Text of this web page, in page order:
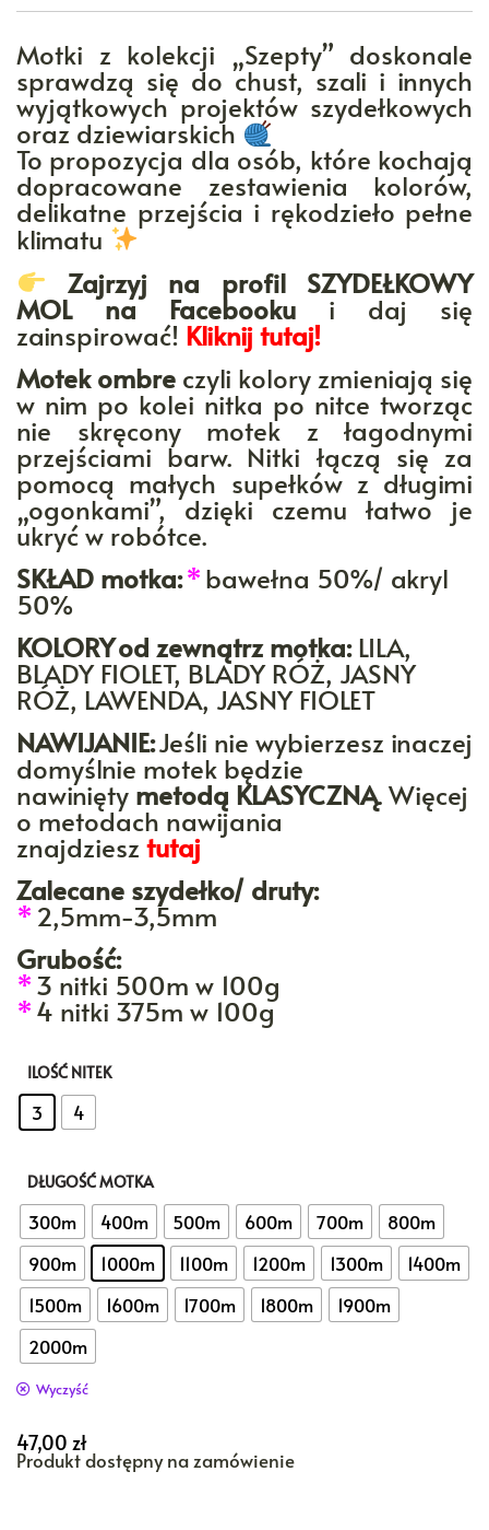
Motki z kolekcji „Szepty” doskonale
sprawdzą się do chust, szali i innych
wyjątkowych projektów szydełkowych
oraz dziewiarskich
To propozycja dla osób, które kochają
dopracowane zestawienia kolorów,
delikatne przejścia i rękodzieło pełne
klimatu
Zajrzyj na profil SZYDEŁKOWY
MOL na Facebooku i daj się
zainspirować! Kliknij tutaj!
Motek ombre czyli kolory zmieniają się
w nim po kolei nitka po nitce tworząc
nie skręcony motek z łagodnymi
przejściami barw. Nitki łączą się za
pomocą małych supełków z długimi
„ogonkami”, dzięki czemu łatwo je
ukryć w robótce.
SKŁAD motka:*bawełna 50%/ akryl
50%
KOLORYod zewnątrz motka:LILA,
BLADY FIOLET, BLADY RÓŻ, JASNY
RÓŻ, LAWENDA, JASNY FIOLET
NAWIJANIE:Jeśli nie wybierzesz inaczej
domyślnie motek będzie
nawinięty metodą KLASYCZNĄ. Więcej
o metodach nawijania
znajdziesz tutaj
Zalecane szydełko/ druty:
* 2,5mm-3,5mm
Grubość:
*3 nitki 500m w 100g
*4 nitki 375m w 100g
ILOŚĆ NITEK
3 4
DŁUGOŚĆ MOTKA
300m 400m 500m 600m 700m
800m
900m
1000m 1100m 1200m 1300m
1400m
1500m
1600m 1700m 1800m
1900m
2000m
Wyczyść
47,00 zł
Produkt dostępny na zamówienie